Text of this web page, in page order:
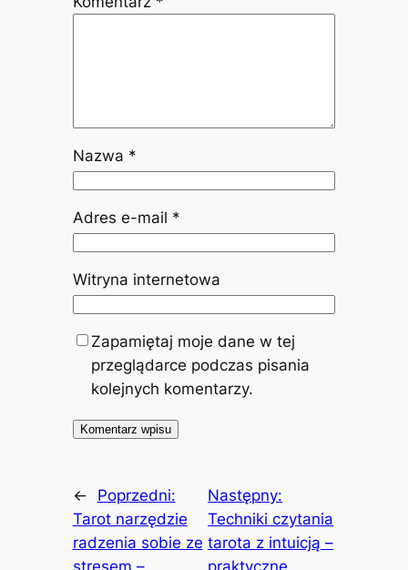
Nazwa *
Adres e-mail *
Witryna internetowa
Zapamiętaj moje dane w tej
przeglądarce podczas pisania
kolejnych komentarzy.
←
Poprzedni:
Tarot narzędzie
radzenia sobie ze
Następny:
Techniki czytania
tarota z intuicją –